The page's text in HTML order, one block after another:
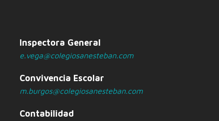
Inspectora General
e.vega@colegiosanesteban.com
Convivencia Escolar
m.burgos@colegiosanesteban.com
Contabilidad